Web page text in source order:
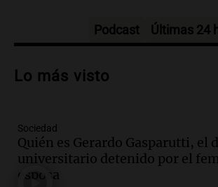
Audio.Padres presentes,
cuando el padre mira mucho
Audio.
Tecnológico en Villa María
edificios icónicos
Panorama Federal
Podcast Últimas 24
Lo más visto
Sociedad
Quién es Gerardo Gasparutti, el
universitario detenido por el
esposa